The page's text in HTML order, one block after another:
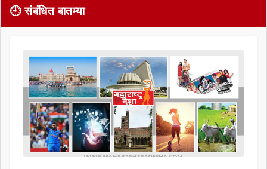
🕘 संबंधित बातम्या